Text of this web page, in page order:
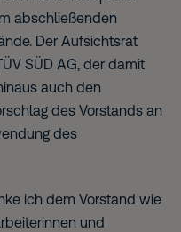
abschließenden
Der Aufsichtsrat
SÜD AG, der damit
auch den
des Vorstands an
des
ich dem Vorstand wie
und